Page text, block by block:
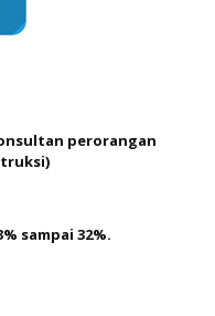
perorangan
sampai 32%.